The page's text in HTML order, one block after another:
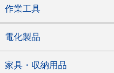
作業工具
電化製品
家具・収納用品